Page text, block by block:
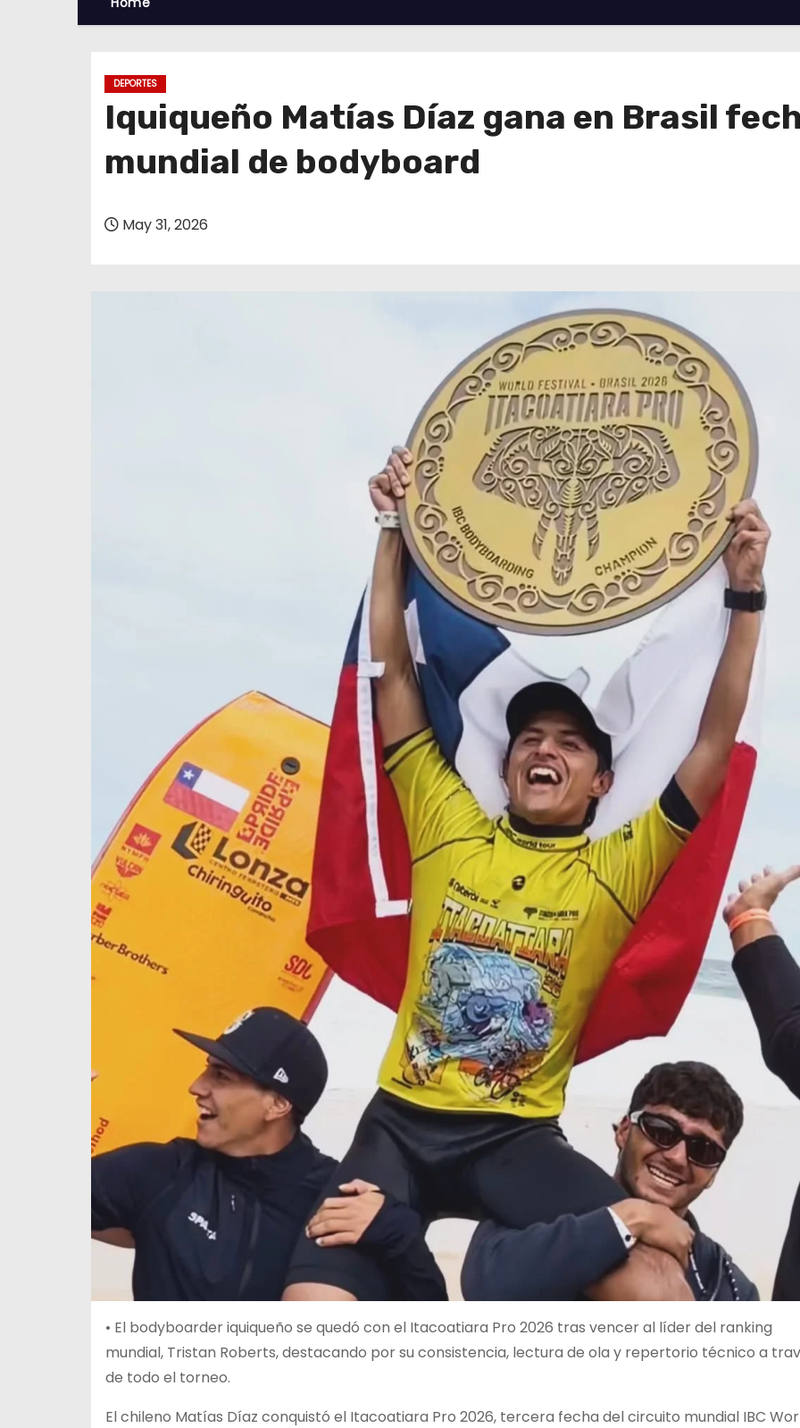
DEPORTES
Iquiqueño Matías Díaz gana en Brasil
mundial de bodyboard
May 31, 2026
• El bodyboarder iquiqueño se quedó con el Itacoatiara Pro 2026 tras vencer al líder del ranking
mundial, Tristan Roberts, destacando por su consistencia, lectura de ola y repertorio técnico a
de todo el torneo.
El chileno Matías Díaz conquistó el Itacoatiara Pro 2026, tercera fecha del circuito mundial IBC